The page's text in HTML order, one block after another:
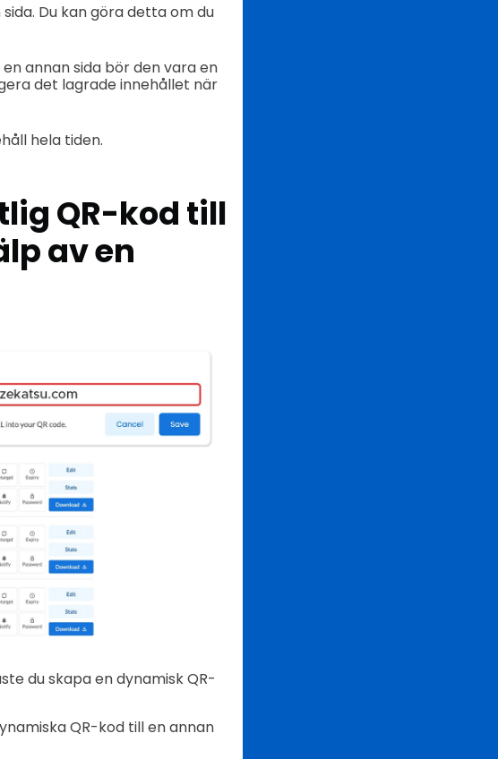
Du kan göra detta om du
annan sida bör den vara en
det lagrade innehållet när
hela tiden.
QR-kod till
av en
du skapa en dynamisk QR-
QR-kod till en annan